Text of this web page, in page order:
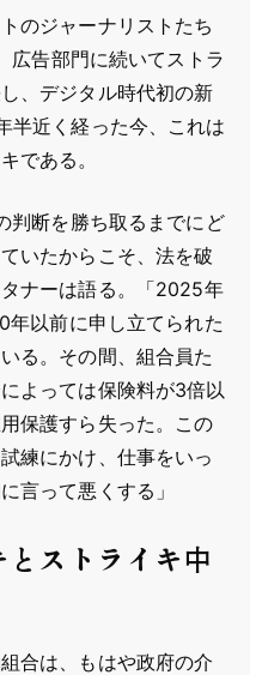
のジャーナリストたち
広告部門に続いてストラ
し、デジタル時代初の新
半近く経った今、これは
である。
判断を勝ち取るまでにど
いたからこそ、法を破
ナーは語る。「2025年
以前に申し立てられた
る。その間、組合員た
よっては保険料が3倍以
保護すら失った。この
練にかけ、仕事をいっ
言って悪くする」
ストライキ中
合は、もはや政府の介